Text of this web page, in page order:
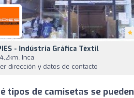
- Indústria Gráfica Tèxtil
Inca
dirección y datos de contacto
tipos de camisetas se